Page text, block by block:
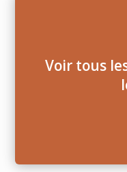
Voir tous